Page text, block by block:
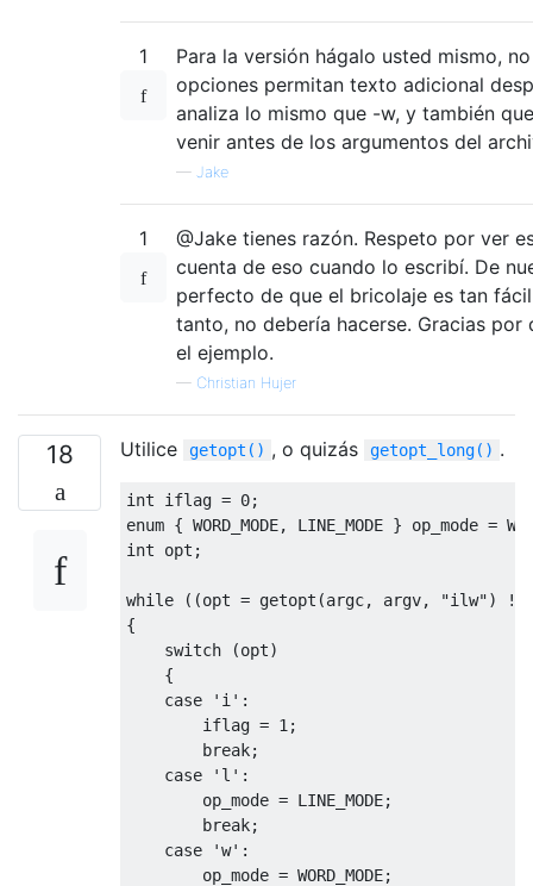
{
                fscanf
( fp1, "%s", fp1store
                fscanf
(fp2 , "%s", fp2store
                fp1store
= tolower
                fp2store
return 1
}
return 0;
1
Para la versión hágalo usted mismo,
opciones permitan texto adicional
analiza lo mismo que -w, y también
venir antes de los argumentos del
— Jake
1
@Jake tienes razón. Respeto por ver
cuenta de eso cuando lo escribí. De
perfecto de que el bricolaje es tan
tanto, no debería hacerse. Gracias
el ejemplo.
— Christian Hujer
18 Utilice getopt() , o quizás getopt_long() .
int iflag = 0;
enum { WORD_MODE, LINE_MODE } op_mode =
int opt ;
while ((opt = getopt (argc, argv, "ilw")
!=
{
switch
(opt)
{
case
'i' :
        iflag
= 1 ;
break;
case
'l' :
        op_mode
= LINE_MODE;
break;
case
'w' :
        op_mode
= WORD_MODE;